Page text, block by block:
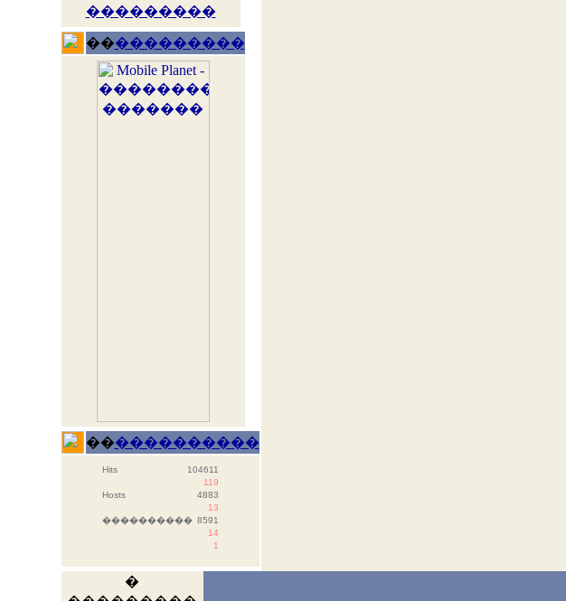
���������
�����������
������������
Hits
104611
119
Hosts
4883
13
���������� 8591
14
1
�